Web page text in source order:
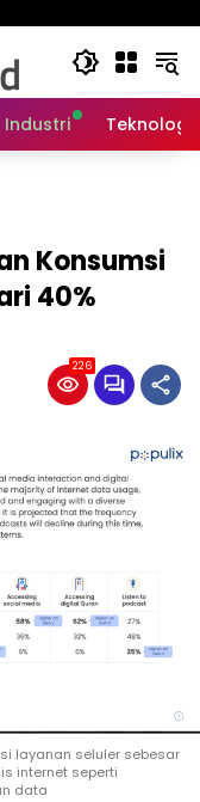
Industri Teknologi
Konsumsi
40%
226
layanan seluler sebesar
internet seperti
data